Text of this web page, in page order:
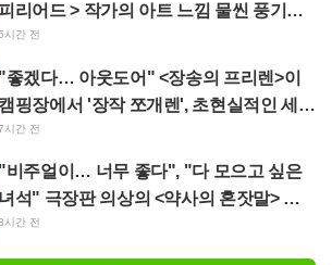
리어드 > 작가의 아트 느낌 물씬 풍기는
담배 고양이 > 일러스트에 "어쩌면 예대
시간 전
"좋겠다… 아웃도어" <장송의 프리렌>이
캠핑장에서 '장작 쪼개렌', 초현실적인 세계
에 "매일 알차게 보내네"
시간 전
"비주얼이… 너무 좋다", "다 모으고 싶은
녀석" 극장판 의상의 <약사의 혼잣말> 마
마오와 진시가 정교한 피규어로 입체화
시간 전